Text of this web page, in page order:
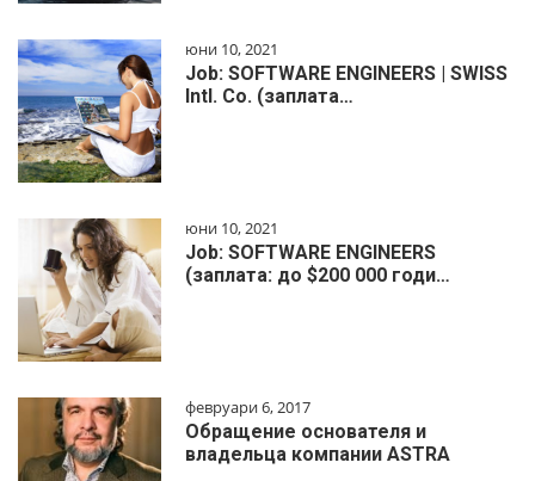
юни 10, 2021
Job: SOFTWARE ENGINEERS | SWISS
Intl. Co. (заплата…
юни 10, 2021
Job: SOFTWARE ENGINEERS
(заплата: до $200 000 годи…
февруари 6, 2017
Обращение основателя и
владельца компании ASTRA